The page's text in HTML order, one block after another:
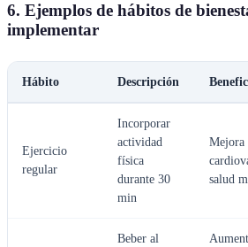
6. Ejemplos de hábitos de
implementar
Hábito Descripción
Ejercicio
regular
Incorporar
actividad
física
durante 30
min
Mejora
salud
Beber al